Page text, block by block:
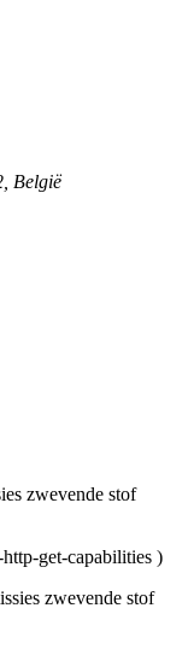
, België
zwevende stof
get-capabilities )
zwevende stof